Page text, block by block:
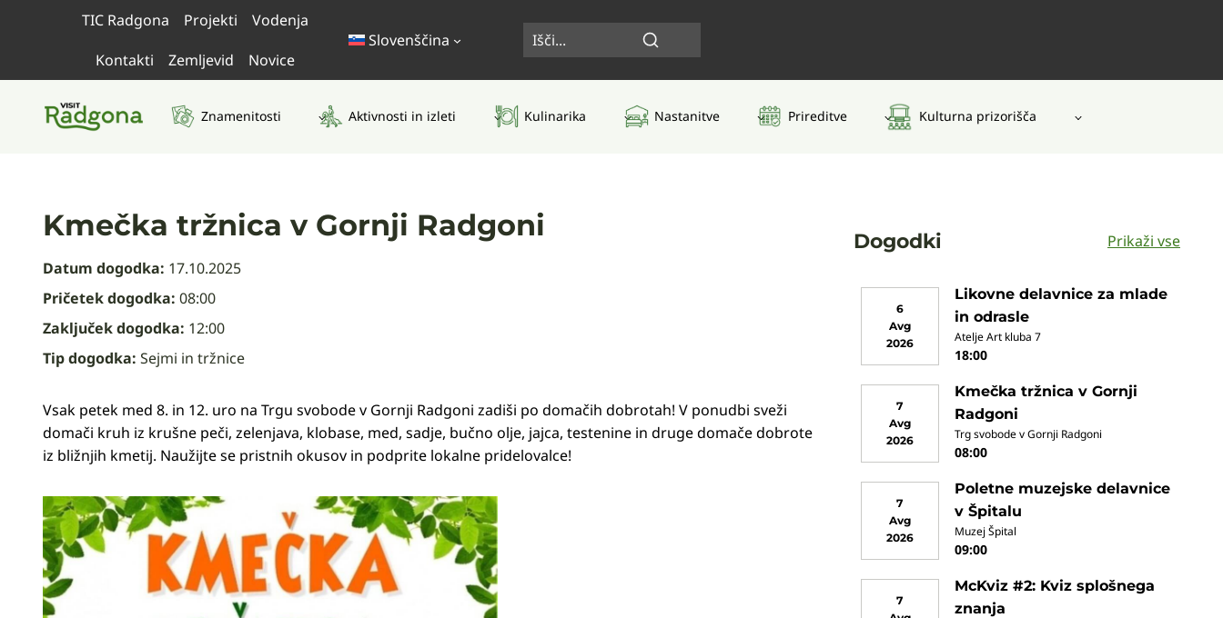
TIC Radgona Projekti Vodenja
Kontakti Zemljevid Novice
Slovenščina
Znamenitosti Aktivnosti in izleti Kulinarika Nastanitve Prireditve Kulturna prizorišča
Kmečka tržnica v Gornji Radgoni
Datum dogodka: 17.10.2025
Pričetek dogodka: 08:00
Zaključek dogodka: 12:00
Tip dogodka: Sejmi in tržnice
Vsak petek med 8. in 12. uro na Trgu svobode v Gornji Radgoni zadiši po domačih dobrotah! V ponudbi sveži
domači kruh iz krušne peči, zelenjava, klobase, med, sadje, bučno olje, jajca, testenine in druge domače dobrote
iz bližnjih kmetij. Naužijte se pristnih okusov in podprite lokalne pridelovalce!
Dogodki Prikaži vse
6
Avg
2026
Likovne delavnice za mlade
in odrasle
Atelje Art kluba 7
18:00
7
Avg
2026
Kmečka tržnica v Gornji
Radgoni
Trg svobode v Gornji Radgoni
08:00
7
Avg
2026
Poletne muzejske delavnice
v Špitalu
Muzej Špital
09:00
7
McKviz #2: Kviz splošnega
znanja